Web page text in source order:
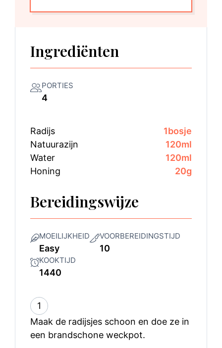
Ingrediënten
PORTIES
4
Radijs 1bosje
Natuurazijn
120ml
Water
120ml
Honing
20g
Bereidingswijze
MOEILIJKHEID
Easy
VOORBEREIDINGSTIJD
10
KOOKTIJD
1440
1
Maak de radijsjes schoon en doe ze in
een brandschone weckpot.